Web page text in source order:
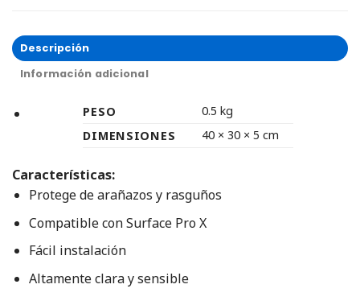
Descripción
Información adicional
PESO
0.5 kg
DIMENSIONES
40 × 30 × 5 cm
Características:
Protege de arañazos y rasguños
Compatible con Surface Pro X
Fácil instalación
Altamente clara y sensible